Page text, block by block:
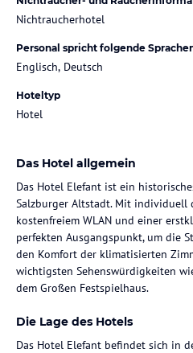
Nichtraucherhotel
Personal spricht folgende
Englisch, Deutsch
Hoteltyp
Hotel
Das Hotel allgemein
Das Hotel Elefant ist ein
Salzburger Altstadt. Mit individuell
kostenfreiem WLAN und einer
perfekten Ausgangspunkt, um die
den Komfort der klimatisierten
wichtigsten Sehenswürdigkeiten
dem Großen Festspielhaus.
Die Lage des Hotels
Das Hotel Elefant befindet sich in